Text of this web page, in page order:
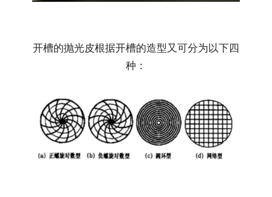
开槽的抛光皮根据开槽的造型又可分为以下四
种：